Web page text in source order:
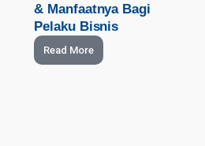
& Manfaatnya Bagi
Pelaku Bisnis
Read More